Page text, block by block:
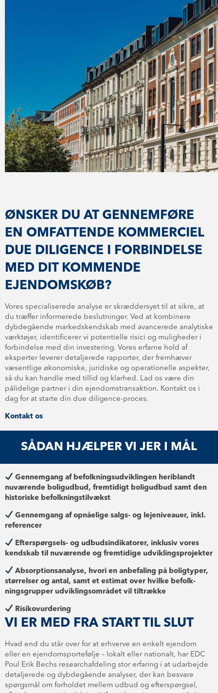
ØNSKER DU AT GENNEMFØRE
EN OMFATTENDE KOMMERCIEL
DUE DILIGENCE I FORBINDELSE
MED DIT KOMMENDE
EJENDOMSKØB?
Vores specialiserede analyse er skræddersyet til at sikre, at
du træffer informerede beslutninger. Ved at kombinere
dybdegående mar­ked­skend­skab med avancerede analytiske
værktøjer, identificerer vi potentielle risici og muligheder i
forbindelse med din investering. Vores erfarne hold af
eksperter leverer detaljerede rapporter, der fremhæver
væsentlige økonomiske, juridiske og operationelle aspekter,
så du kan handle med tillid og klarhed. Lad os være din
pålidelige partner i din ejen­dom­stransak­tion. Kontakt os i
dag for at starte din due diligence-proces.
Kontakt os
SÅDAN HJÆLPER VI JER I MÅL
Gennemgang af be­folk­nings­ud­vik­lin­gen heriblandt
nuværende boligudbud, fremtidigt boligudbud samt den
historiske be­folk­nings­til­vækst
Gennemgang af opnåelige salgs- og lejeniveauer, inkl.
referencer
Efterspørgsels- og ud­bud­s­in­di­ka­to­rer, inklusiv vores
kendskab til nuværende og fremtidige ud­vik­lings­pro­jek­ter
Ab­sor­p­tions­a­na­ly­se, hvori en anbefaling på boligtyper,
størrelser og antal, samt et estimat over hvilke be­folk­
nings­grup­per ud­vik­lings­om­rå­det vil tiltrække
Ri­si­ko­vur­de­ring
VI ER MED FRA START TIL SLUT
Hvad end du står over for at erhverve en enkelt ejendom
eller en ejen­doms­por­te­føl­je – lokalt eller nationalt, har EDC
Poul Erik Bechs re­sear­chaf­de­ling stor erfaring i at udarbejde
detaljerede og dybdegående analyser, der kan besvare
spørgsmål om forholdet mellem udbud og efterspørgsel,